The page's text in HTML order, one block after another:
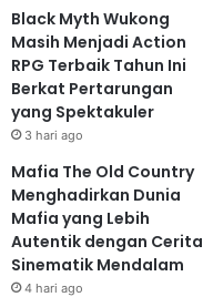
Black Myth Wukong
Masih Menjadi Action
RPG Terbaik Tahun Ini
Berkat Pertarungan
yang Spektakuler
3 hari ago
Mafia The Old Country
Menghadirkan Dunia
Mafia yang Lebih
Autentik dengan Cerita
Sinematik Mendalam
4 hari ago